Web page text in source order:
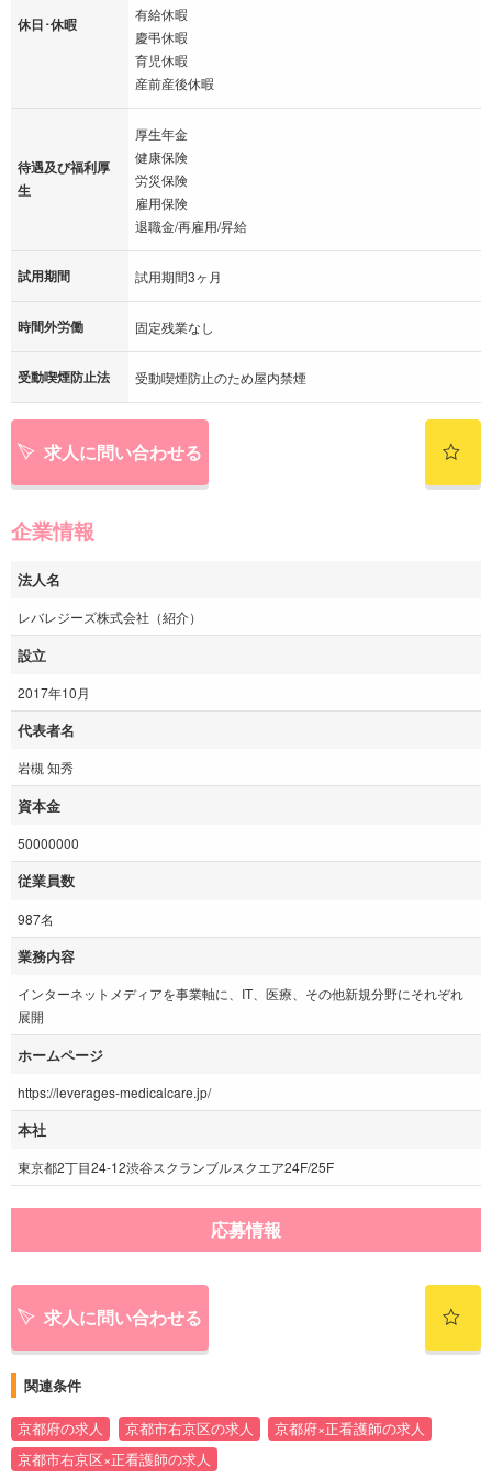
休日･休暇
有給休暇
慶弔休暇
育児休暇
産前産後休暇
待遇及び福利厚
生
厚生年金
健康保険
労災保険
雇用保険
退職金/再雇用/昇給
試用期間 試用期間3ヶ月
時間外労働 固定残業なし
受動喫煙防止法 受動喫煙防止のため屋内禁煙
求人に問い合わせる
企業情報
法人名
レバレジーズ株式会社（紹介）
設立
2017年10月
代表者名
岩槻 知秀
資本金
50000000
従業員数
987名
業務内容
インターネットメディアを事業軸に、IT、医療、その他新規分野にそれぞれ
展開
ホームページ
https://leverages-medicalcare.jp/
本社
東京都2丁目24-12渋谷スクランブルスクエア24F/25F
応募情報
求人に問い合わせる
関連条件
京都府の求人 京都市右京区の求人
京都府×正看護師の求人
京都市右京区×正看護師の求人